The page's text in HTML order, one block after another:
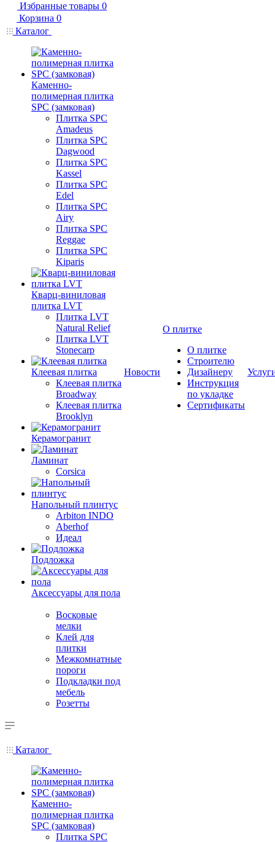
Избранные товары 0
Корзина 0
Каталог
Каменно-
полимерная плитка
SPC (замковая)
Плитка SPC
Amadeus
Плитка SPC
Dagwood
Плитка SPC
Kassel
Плитка SPC
Edel
Плитка SPC
Airy
Плитка SPC
Reggae
Плитка SPC
Kiparis
Кварц-виниловая
плитка LVT
Плитка LVT
Natural Relief
Плитка LVT
Stonecarp
Клеевая плитка
Клеевая плитка
Broadway
Клеевая плитка
Brooklyn
Керамогранит
Ламинат
Corsica
Напольный плинтус
Arbiton INDO
Aberhof
Идеал
Подложка
Аксессуары для пола
Восковые
мелки
Клей для
плитки
Межкомнатные
пороги
Подкладки под
мебель
Розетты
Новости
О плитке
О плитке
Строителю
Дизайнеру
Инструкция
по укладке
Сертификаты
Каталог
Каменно-
полимерная плитка
SPC (замковая)
Плитка SPC